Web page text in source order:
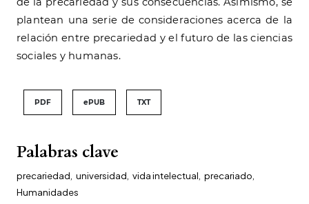
Palabras clave
precariedad universidad vida intelectual precariado
Humanidades
plantean una serie de consideraciones acerca de la
relación entre precariedad y el futuro de las ciencias
sociales y humanas.
PDF ePUB TXT